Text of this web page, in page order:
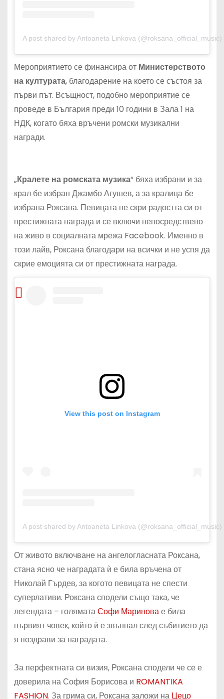
A post shared by Antoaneta Linkova (@roksana_official_music)
Мероприятието се финансира от Министерството
на културата, благодарение на което се състоя за
първи път. Всъщност, подобно мероприятие се
проведе в България преди 10 години в Зала 1 на
НДК, когато бяха връчени ромски музикални
награди.
„Кралете на ромската музика“ бяха избрани и за
крал бе избран Джамбо Агушев, а за кралица бе
избрана Роксана. Певицата не скри радостта си от
престижната награда и се включи непосредствено
на живо в социалната мрежа Facebook. Именно в
този лайв, Роксана благодари на всички и не успя да
скрие емоцията си от престижната награда.
View this post on Instagram
A post shared by Antoaneta Linkova (@roksana_official_music)
От живото включване на ангелогласната Роксана,
стана ясно че наградата ѝ е била връчена от
Николай Гърдев, за когото певицата не спести
суперлативи. Роксана сподели също така, че
легендата – голяматаСофи Мариновае била
първият човек, който ѝ е звъннал след събитието да
я поздрави за наградата.
За перфектната си визия, Роксана сподели че се е
доверила на София Борисова и ROMANTIKA
FASHION. За грима си, Роксана заложи на Цецо